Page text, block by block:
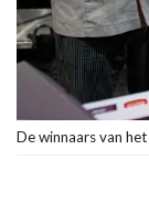
De winnaars van